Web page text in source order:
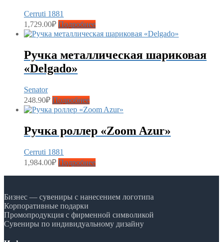
Cerruti 1881
1,729.00₽ Подробнее
Ручка металлическая шариковая
«Delgado»
Senator
248.90₽ Подробнее
Ручка роллер «Zoom Azur»
Cerruti 1881
1,984.00₽ Подробнее
Бизнес — сувениры с нанесением логотипа
Корпоративные подарки
Промопродукция с фирменной символикой
Сувениры по индивидуальному дизайну